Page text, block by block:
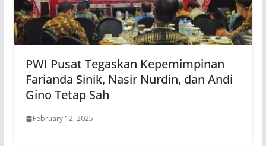
PWI Pusat Tegaskan Kepemimpinan
Farianda Sinik, Nasir Nurdin, dan Andi
Gino Tetap Sah
February 12, 2025